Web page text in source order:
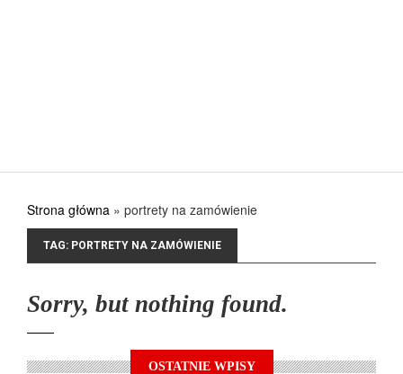
Strona główna » portrety na zamówienie
TAG: PORTRETY NA ZAMÓWIENIE
Sorry, but nothing found.
OSTATNIE WPISY